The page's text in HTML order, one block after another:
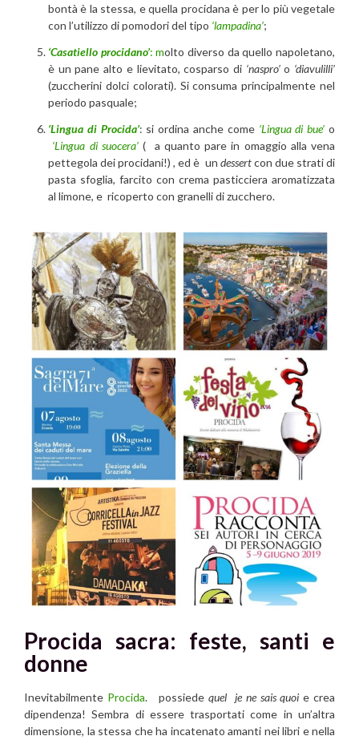
bontà è la stessa, e quella procidana è per lo più vegetale
con l’utilizzo di pomodori del tipo ‘lampadina’;
‘Casatiello procidano’: molto diverso da quello napoletano,
è un pane alto e lievitato, cosparso di ‘naspro’o ‘diavulilli’
(zuccherini dolci colorati). Si consuma principalmente nel
periodo pasquale;
‘Lingua di Procida’: si ordina anche come ‘Lingua di bue’ o
‘Lingua di suocera’( a quanto pare in omaggio alla vena
pettegola dei procidani!) , ed è un dessertcon due strati di
pasta sfoglia, farcito con crema pasticciera aromatizzata
al limone, e ricoperto con granelli di zucchero.
Procida sacra: feste, santi e
donne
Inevitabilmente Procida. possiedequel je ne sais quoi e crea
dipendenza! Sembra di essere trasportati come in un’altra
dimensione, la stessa che ha incatenato amanti nei libri e nella